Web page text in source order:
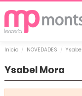
Inicio NOVEDADES
Ysabel Mora